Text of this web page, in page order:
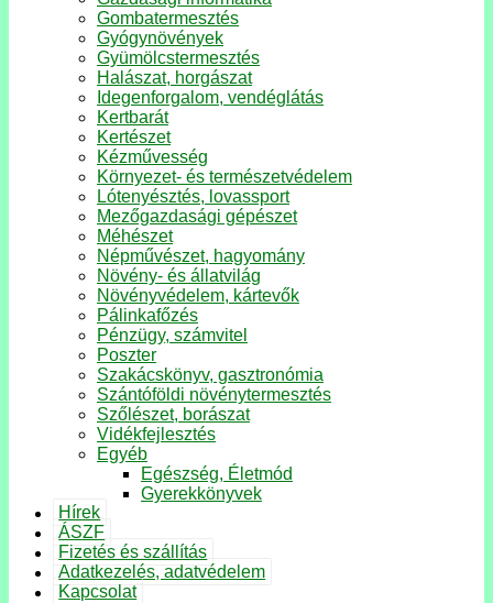
Gombatermesztés
Gyógynövények
Gyümölcstermesztés
Halászat, horgászat
Idegenforgalom, vendéglátás
Kertbarát
Kertészet
Kézművesség
Környezet- és természetvédelem
Lótenyésztés, lovassport
Mezőgazdasági gépészet
Méhészet
Népművészet, hagyomány
Növény- és állatvilág
Növényvédelem, kártevők
Pálinkafőzés
Pénzügy, számvitel
Poszter
Szakácskönyv, gasztronómia
Szántóföldi növénytermesztés
Szőlészet, borászat
Vidékfejlesztés
Egyéb
Egészség, Életmód
Gyerekkönyvek
Hírek
ÁSZF
Fizetés és szállítás
Adatkezelés, adatvédelem
Kapcsolat